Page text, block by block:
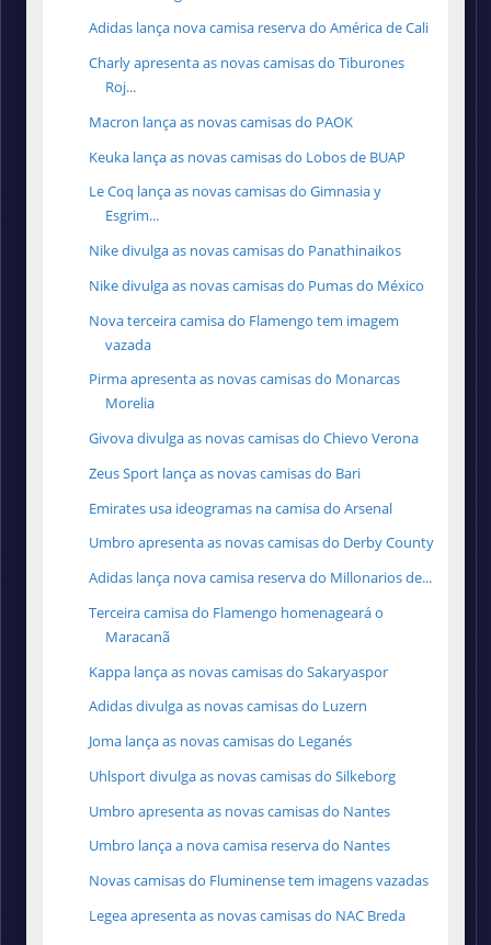
Adidas lança nova camisa reserva do América de Cali
Charly apresenta as novas camisas do Tiburones
Roj...
Macron lança as novas camisas do PAOK
Keuka lança as novas camisas do Lobos de BUAP
Le Coq lança as novas camisas do Gimnasia y
Esgrim...
Nike divulga as novas camisas do Panathinaikos
Nike divulga as novas camisas do Pumas do México
Nova terceira camisa do Flamengo tem imagem
vazada
Pirma apresenta as novas camisas do Monarcas
Morelia
Givova divulga as novas camisas do Chievo Verona
Zeus Sport lança as novas camisas do Bari
Emirates usa ideogramas na camisa do Arsenal
Umbro apresenta as novas camisas do Derby County
Adidas lança nova camisa reserva do Millonarios de...
Terceira camisa do Flamengo homenageará o
Maracanã
Kappa lança as novas camisas do Sakaryaspor
Adidas divulga as novas camisas do Luzern
Joma lança as novas camisas do Leganés
Uhlsport divulga as novas camisas do Silkeborg
Umbro apresenta as novas camisas do Nantes
Umbro lança a nova camisa reserva do Nantes
Novas camisas do Fluminense tem imagens vazadas
Legea apresenta as novas camisas do NAC Breda